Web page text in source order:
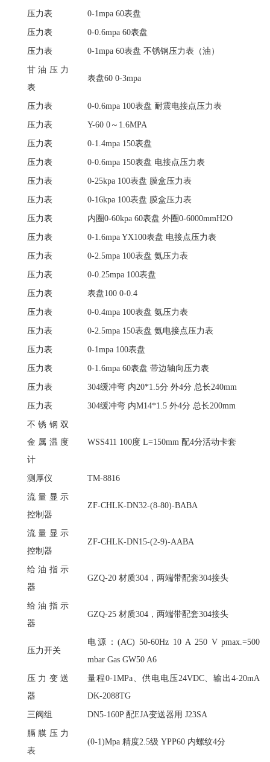
压力表 0-1mpa 60表盘
压力表 0-0.6mpa 60表盘
压力表 0-1mpa 60表盘 不锈钢压力表（油）
甘油压力
表
表盘60 0-3mpa
压力表 0-0.6mpa 100表盘 耐震电接点压力表
压力表 Y-60 0～1.6MPA
压力表 0-1.4mpa 150表盘
压力表 0-0.6mpa 150表盘 电接点压力表
压力表 0-25kpa 100表盘 膜盒压力表
压力表 0-16kpa 100表盘 膜盒压力表
压力表 内圈0-60kpa 60表盘 外圈0-6000mmH2O
压力表 0-1.6mpa YX100表盘 电接点压力表
压力表 0-2.5mpa 100表盘 氨压力表
压力表 0-0.25mpa 100表盘
压力表 表盘100 0-0.4
压力表 0-0.4mpa 100表盘 氨压力表
压力表 0-2.5mpa 150表盘 氨电接点压力表
压力表 0-1mpa 100表盘
压力表 0-1.6mpa 60表盘 带边轴向压力表
压力表 304缓冲弯 内20*1.5分 外4分 总长240mm
压力表 304缓冲弯 内M14*1.5 外4分 总长200mm
不锈钢双
金属温度
计
WSS411 100度 L=150mm 配4分活动卡套
测厚仪 TM-8816
流量显示
控制器
ZF-CHLK-DN32-(8-80)-BABA
流量显示
控制器
ZF-CHLK-DN15-(2-9)-AABA
给油指示
器
GZQ-20 材质304，两端带配套304接头
给油指示
器
GZQ-25 材质304，两端带配套304接头
压力开关
电源：(AC) 50-60Hz 10 A 250 V pmax.=500
mbar Gas GW50 A6
压力变送
器
量程0-1MPa、供电电压24VDC、输出4-20mA
DK-2088TG
三阀组 DN5-160P 配EJA变送器用 J23SA
膈膜压力
表
(0-1)Mpa 精度2.5级 YPP60 内螺纹4分